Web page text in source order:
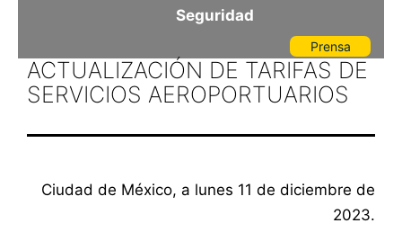
de
México
Seguridad
Prensa
ACTUALIZACIÓN DE TARIFAS DE
SERVICIOS AEROPORTUARIOS
Ciudad de México, a lunes 11 de diciembre de
2023.